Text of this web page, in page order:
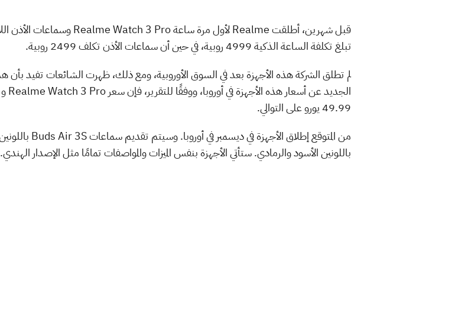
تبلغ تكلفة الساعة الذكية 4999 روبية، في حين أن سماعات الأذن تكلف 2499 روبية.
49.99 يورو على التوالي.
باللونين الأسود والرمادي. ستأتي الأجهزة بنفس الميزات والمواصفات تمامًا مثل الإصدار الهندي.